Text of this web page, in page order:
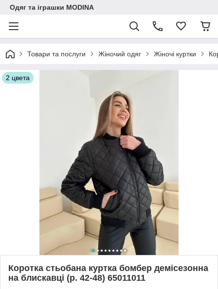
Одяг та іграшки MODINA
Товари та послуги Жіночий одяг Жіночі куртки
2 цвета
Коротка стьобана куртка бомбер демісезонна
на блискавці (р. 42-48) 65011011